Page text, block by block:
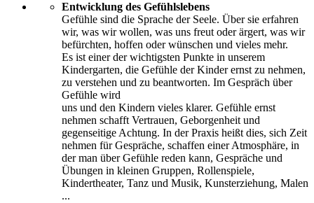
Entwicklung des Gefühlslebens
Gefühle sind die Sprache der Seele. Über sie erfahren
wir, was wir wollen, was uns freut oder ärgert, was wir
befürchten, hoffen oder wünschen und vieles mehr.
Es ist einer der wichtigsten Punkte in unserem
Kindergarten, die Gefühle der Kinder ernst zu nehmen,
zu verstehen und zu beantworten. Im Gespräch über
Gefühle wird
uns und den Kindern vieles klarer. Gefühle ernst
nehmen schafft Vertrauen, Geborgenheit und
gegenseitige Achtung. In der Praxis heißt dies, sich Zeit
nehmen für Gespräche, schaffen einer Atmosphäre, in
der man über Gefühle reden kann, Gespräche und
Übungen in kleinen Gruppen, Rollenspiele,
Kindertheater, Tanz und Musik, Kunsterziehung, Malen
...